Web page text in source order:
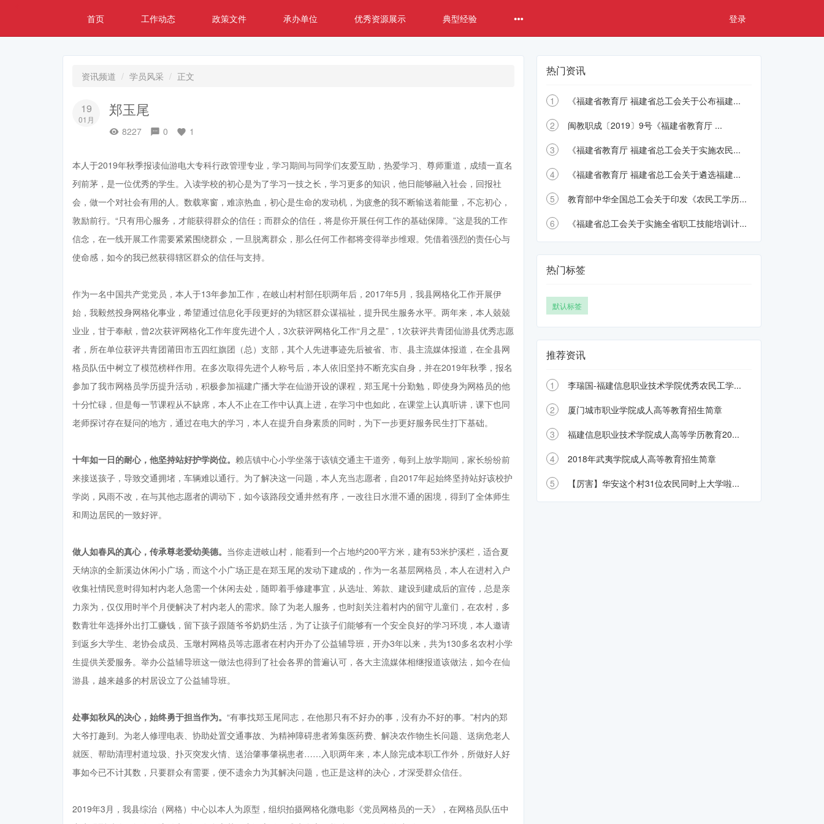
首页 工作动态 政策文件 承办单位 优秀资源展示 典型经验 登录
资讯频道 学员风采 正文
19
01月
郑玉尾
8227 0 1
本人于2019年秋季报读仙游电大专科行政管理专业，学习期间与同学们友爱互助，热爱学习、尊师重道，成绩一直名
列前茅，是一位优秀的学生。入读学校的初心是为了学习一技之长，学习更多的知识，他日能够融入社会，回报社
会，做一个对社会有用的人。数载寒窗，难凉热血，初心是生命的发动机，为疲惫的我不断输送着能量，不忘初心，
敦励前行。“只有用心服务，才能获得群众的信任；而群众的信任，将是你开展任何工作的基础保障。”这是我的工作
信念，在一线开展工作需要紧紧围绕群众，一旦脱离群众，那么任何工作都将变得举步维艰。凭借着强烈的责任心与
使命感，如今的我已然获得辖区群众的信任与支持。
作为一名中国共产党党员，本人于13年参加工作，在岐山村村部任职两年后，2017年5月，我县网格化工作开展伊
始，我毅然投身网格化事业，希望通过信息化手段更好的为辖区群众谋福祉，提升民生服务水平。两年来，本人兢兢
业业，甘于奉献，曾2次获评网格化工作年度先进个人，3次获评网格化工作“月之星”，1次获评共青团仙游县优秀志愿
者，所在单位获评共青团莆田市五四红旗团（总）支部，其个人先进事迹先后被省、市、县主流媒体报道，在全县网
格员队伍中树立了模范榜样作用。在多次取得先进个人称号后，本人依旧坚持不断充实自身，并在2019年秋季，报名
参加了我市网格员学历提升活动，积极参加福建广播大学在仙游开设的课程，郑玉尾十分勤勉，即使身为网格员的他
十分忙碌，但是每一节课程从不缺席，本人不止在工作中认真上进，在学习中也如此，在课堂上认真听讲，课下也同
老师探讨存在疑问的地方，通过在电大的学习，本人在提升自身素质的同时，为下一步更好服务民生打下基础。
十年如一日的耐心，他坚持站好护学岗位。 赖店镇中心小学坐落于该镇交通主干道旁，每到上放学期间，家长纷纷前
来接送孩子，导致交通拥堵，车辆难以通行。为了解决这一问题，本人充当志愿者，自2017年起始终坚持站好该校护
学岗，风雨不改，在与其他志愿者的调动下，如今该路段交通井然有序，一改往日水泄不通的困境，得到了全体师生
和周边居民的一致好评。
做人如春风的真心，传承尊老爱幼美德。 当你走进岐山村，能看到一个占地约200平方米，建有53米护溪栏，适合夏
天纳凉的全新溪边休闲小广场，而这个小广场正是在郑玉尾的发动下建成的，作为一名基层网格员，本人在进村入户
收集社情民意时得知村内老人急需一个休闲去处，随即着手修建事宜，从选址、筹款、建设到建成后的宣传，总是亲
力亲为，仅仅用时半个月便解决了村内老人的需求。除了为老人服务，也时刻关注着村内的留守儿童们，在农村，多
数青壮年选择外出打工赚钱，留下孩子跟随爷爷奶奶生活，为了让孩子们能够有一个安全良好的学习环境，本人邀请
到返乡大学生、老协会成员、玉墩村网格员等志愿者在村内开办了公益辅导班，开办3年以来，共为130多名农村小学
生提供关爱服务。举办公益辅导班这一做法也得到了社会各界的普遍认可，各大主流媒体相继报道该做法，如今在仙
游县，越来越多的村居设立了公益辅导班。
处事如秋风的决心，始终勇于担当作为。 “有事找郑玉尾同志，在他那只有不好办的事，没有办不好的事。”村内的郑
大爷打趣到。为老人修理电表、协助处置交通事故、为精神障碍患者筹集医药费、解决农作物生长问题、送病危老人
就医、帮助清理村道垃圾、扑灭突发火情、送治肇事肇祸患者……入职两年来，本人除完成本职工作外，所做好人好
事如今已不计其数，只要群众有需要，便不遗余力为其解决问题，也正是这样的决心，才深受群众信任。
2019年3月，我县综治（网格）中心以本人为原型，组织拍摄网格化微电影《党员网格员的一天》，在网格员队伍中
热门资讯
1
《福建省教育厅 福建省总工会关于公布福建...
2
闽教职成〔2019〕9号《福建省教育厅 ...
3
《福建省教育厅 福建省总工会关于实施农民...
4
《福建省教育厅 福建省总工会关于遴选福建...
5
教育部中华全国总工会关于印发《农民工学历...
6
《福建省总工会关于实施全省职工技能培训计...
热门标签
默认标签
推荐资讯
1
李瑞国-福建信息职业技术学院优秀农民工学...
2
厦门城市职业学院成人高等教育招生简章
3
福建信息职业技术学院成人高等学历教育20...
4
2018年武夷学院成人高等教育招生简章
5
【厉害】华安这个村31位农民同时上大学啦...